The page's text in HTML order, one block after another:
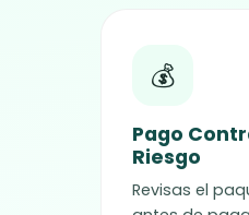
💰
Pago
Riesgo
Revisas el